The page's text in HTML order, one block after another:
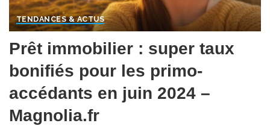
TENDANCES & ACTUS
Prêt immobilier : super taux
bonifiés pour les primo-
accédants en juin 2024 –
Magnolia.fr